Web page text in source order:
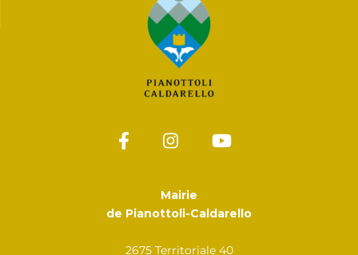
Mairie
de Pianottoli-Caldarello
2675 Territoriale 40